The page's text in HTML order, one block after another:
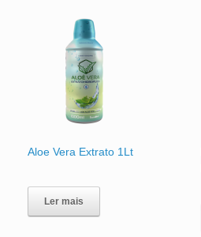
Aloe Vera Extrato 1Lt
Ler mais